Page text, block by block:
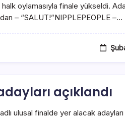
oylamasıyla finale yükseldi.
– “SALUT!”NIPPLEPEOPLE –…
açıklandı
ulusal finalde yer alacak adayları